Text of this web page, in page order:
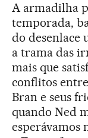
A armadilha
temporada,
do desenlace
a trama das
mais que
conflitos
Bran e seus
quando Ned
esperávamos